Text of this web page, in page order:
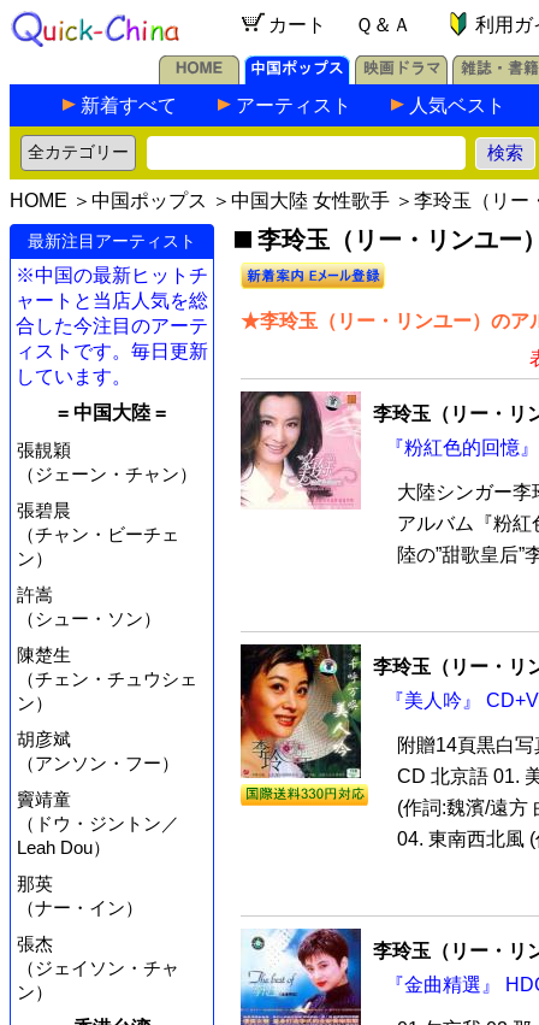
カート Ｑ＆Ａ 利用ガ
新着すべて アーティスト 人気ベスト
HOME ＞ 中国ポップス ＞ 中国大陸 女性歌手 ＞李玲玉（リー
最新注目アーティスト
※中国の最新ヒットチ
ャートと当店人気を総
合した今注目のアーテ
ィストです。毎日更新
しています。
= 中国大陸 =
張靚穎
（ジェーン・チャン）
張碧晨
（チャン・ビーチェ
ン）
許嵩
（シュー・ソン）
陳楚生
（チェン・チュウシェ
ン）
胡彦斌
（アンソン・フー）
竇靖童
（ドウ・ジントン／
Leah Dou）
那英
（ナー・イン）
張杰
（ジェイソン・チャ
ン）
李玲玉（リー・リンユー
★李玲玉（リー・リンユー）のア
李玲玉（リー・リ
『粉紅色的回憶
大陸シンガー
アルバム『粉
陸の”甜歌皇后”
李玲玉（リー・リ
『美人吟』
附贈14頁黒白
CD 北京語 01.
(作詞:魏濱/遠方
04. 東南西北風
李玲玉（リー・リ
『金曲精選』